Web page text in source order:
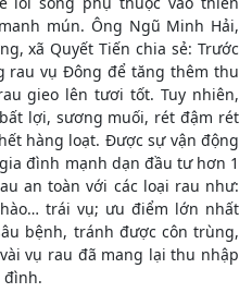
mún. Ông Ngũ Minh Hải,
xã Quyết Tiến chia sẻ: Trước
rau vụ Đông để tăng thêm thu
gieo lên tươi tốt. Tuy nhiên,
lợi, sương muối, rét đậm rét
hàng loạt. Được sự vận động
đình mạnh dạn đầu tư hơn 1
an toàn với các loại rau như:
trái vụ; ưu điểm lớn nhất
bệnh, tránh được côn trùng,
vụ rau đã mang lại thu nhập
đình.